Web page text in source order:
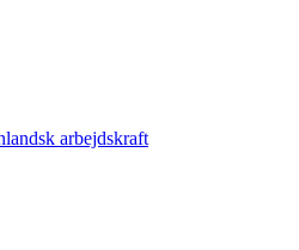
arbejdskraft